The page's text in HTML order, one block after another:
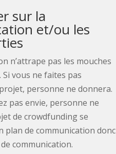
sur la
et/ou les
n’attrape pas les mouches
vous ne faites pas
personne ne donnera.
pas envie, personne ne
de crowdfunding se
plan de communication donc
de communication.